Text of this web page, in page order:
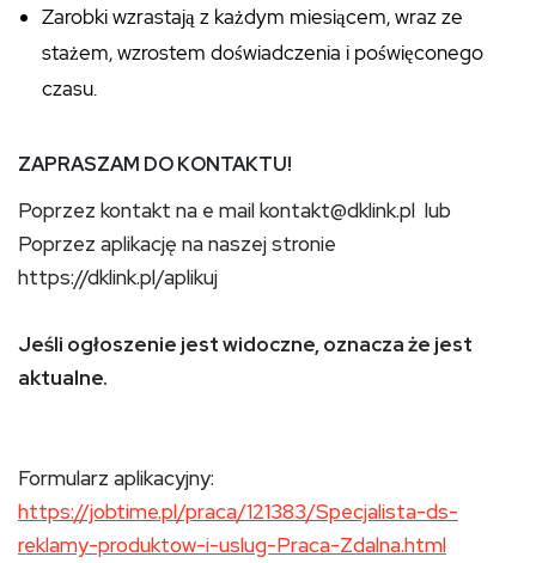
Zarobki wzrastają z każdym miesiącem, wraz ze
stażem, wzrostem doświadczenia i poświęconego
czasu.
ZAPRASZAM DO KONTAKTU!
Poprzez kontakt na e mail kontakt@dklink.pl lub
Poprzez aplikację na naszej stronie
https://dklink.pl/aplikuj
Jeśli ogłoszenie jest widoczne, oznacza że jest
aktualne.
Formularz aplikacyjny:
https://jobtime.pl/praca/121383/Specjalista-ds-
reklamy-produktow-i-uslug-Praca-Zdalna.html